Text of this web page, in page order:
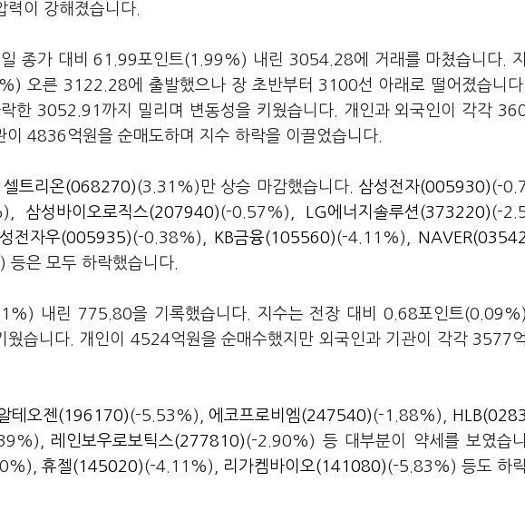
이 강해졌습니다.
종가 대비 61.99포인트(1.99%) 내린 3054.28에 거래를 마쳤습니다. 지
오른 3122.28에 출발했으나 장 초반부터 3100선 아래로 떨어졌습니다.
한 3052.91까지 밀리며 변동성을 키웠습니다. 개인과 외국인이 각각
4836억원을 순매도하며 지수 하락을 이끌었습니다.
셀트리온(068270)(3.31%)만 상승 마감했습니다. 삼성전자(005930)(-
삼성바이오로직스(207940)(-0.57%), LG에너지솔루션(373220)(-
전자우(005935)(-0.38%), KB금융(105560)(-4.11%),
NAVER(03542
은 모두 하락했습니다.
내린 775.80을 기록했습니다. 지수는 전장 대비 0.68포인트(0.09%)
습니다. 개인이 4524억원을 순매수했지만 외국인과 기관이 각각 3577억
테오젠(196170)(-5.53%), 에코프로비엠(247540)(-1.88%),
HLB(0283
레인보우로보틱스(277810)(-2.90%) 등 대부분이 약세를 보였습니
휴젤(145020)(-4.11%), 리가켐바이오(141080)(-5.83%) 등도 하